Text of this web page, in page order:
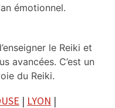
émotionnel.
le Reiki et
avancées. C’est un
du Reiki.
| LYON |